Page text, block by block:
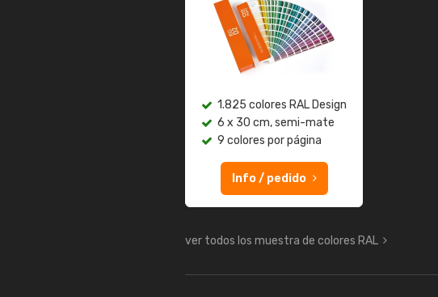
1.825 colores RAL Design
6 x 30 cm, semi-mate
9 colores por página
Info / pedido
ver todos los muestra de colores RAL